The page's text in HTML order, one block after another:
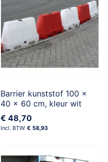
Barrier kunststof 100 x
40 x 60 cm, kleur wit
€ 48,70
€ 58,93